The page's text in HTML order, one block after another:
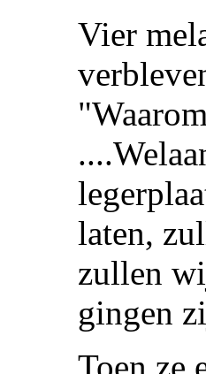
Vier
laten,
zullen
gingen
Toen ze